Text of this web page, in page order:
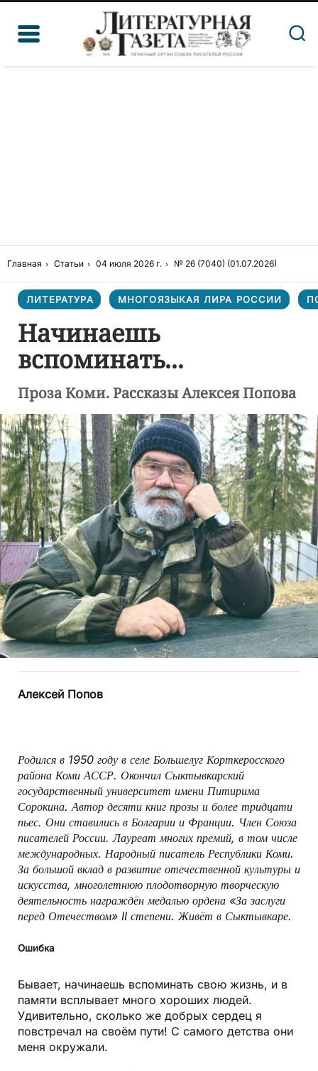
Главная Статьи 04 июля 2026 г. № 26 (7040) (01.07.2026)
ЛИТЕРАТУРА МНОГОЯЗЫКАЯ ЛИРА РОССИИ
Начинаешь
вспоминать...
Проза Коми. Рассказы Алексея Попова
Алексей Попов
Родился в 1950 году в селе Большелуг Корткеросского
района Коми АССР. Окончил Сыктывкарский
государственный университет имени Питирима
Сорокина. Автор десяти книг прозы и более трид­цати
пьес. Они ставились в Болгарии и Франции. Член Союза
писателей России. Лауреат многих премий, в том числе
международных. Народный писатель Республики Коми.
За большой вклад в развитие отечественной культуры и
искусства, многолетнюю плодотворную творческую
деятельность награждён медалью ордена «За заслуги
перед Отечеством» II степени. Живёт в Сыктывкаре.
Ошибка
Бывает, начинаешь вспоминать свою жизнь, и в
памяти всплывает много хороших людей.
Удивительно, сколько же добрых сердец я
повстречал на своём пути! С самого детства они
меня окружали.